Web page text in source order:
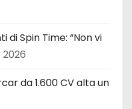
Spin Time: “Non vi
da 1.600 CV alta un